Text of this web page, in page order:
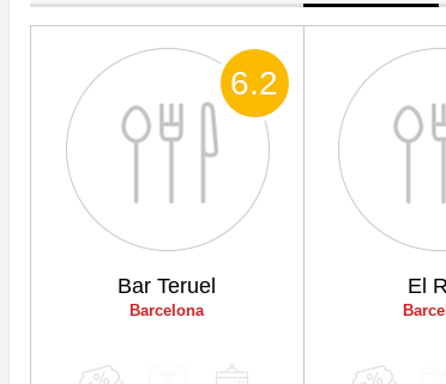
Bar Teruel
Barcelona
6.2
El